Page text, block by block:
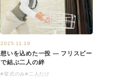
2025.11.19
想いを込めた一投 ― フリスビー
で結ぶ二人の絆
#挙式のみ#二人だけ